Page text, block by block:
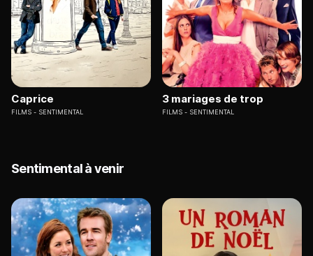
Caprice
FILMS SENTIMENTAL
3 mariages de trop
FILMS SENTIMENTAL
Sentimental à venir